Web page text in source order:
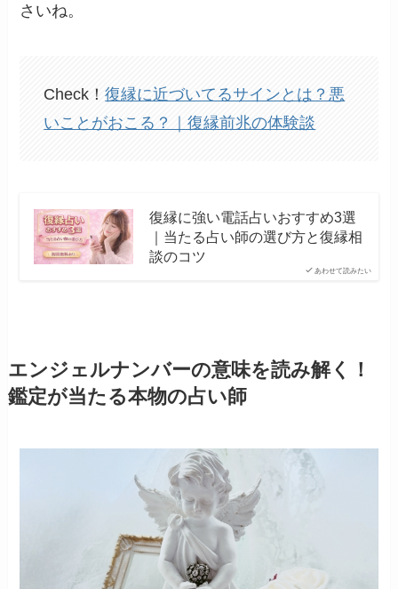
さいね。
Check！復縁に近づいてるサインとは？悪
いことがおこる？｜復縁前兆の体験談
あわせて読みたい
復縁に強い電話占いおすすめ3選
｜当たる占い師の選び方と復縁相
談のコツ
エンジェルナンバーの意味を読み解く！
鑑定が当たる本物の占い師